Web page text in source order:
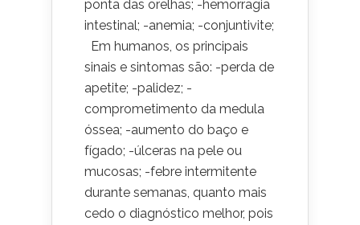
ponta das orelhas; -hemorragia
intestinal; -anemia; -conjuntivite;
Em humanos, os principais
sinais e sintomas são: -perda de
apetite; -palidez; -
comprometimento da medula
óssea; -aumento do baço e
fígado; -úlceras na pele ou
mucosas; -febre intermitente
durante semanas, quanto mais
cedo o diagnóstico melhor, pois